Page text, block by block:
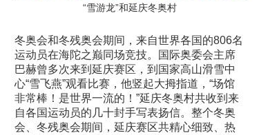
“雪游龙”和延庆冬奥村
冬奥会和冬残奥会期间，来自世界各国的806名
运动员在海陀之巅同场竞技。国际奥委会主席
巴赫曾多次来到延庆赛区，到国家高山滑雪中
心“雪飞燕”观看比赛，他竖起大拇指道，“场馆
非常棒！是世界一流的！”延庆冬奥村共收到来
自各国运动员的几十封手写表扬信。整个冬奥
会、冬残奥会期间，延庆赛区共精心细致、热